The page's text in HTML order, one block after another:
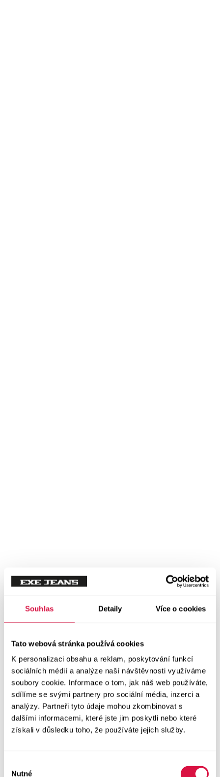
Souhlas Detaily Více o cookies
Tato webová stránka používá cookies
K personalizaci obsahu a reklam, poskytování funkcí
sociálních médií a analýze naší návštěvnosti využíváme
soubory cookie. Informace o tom, jak náš web používáte,
sdílíme se svými partnery pro sociální média, inzerci a
analýzy. Partneři tyto údaje mohou zkombinovat s
dalšími informacemi, které jste jim poskytli nebo které
získali v důsledku toho, že používáte jejich služby.
Nutné